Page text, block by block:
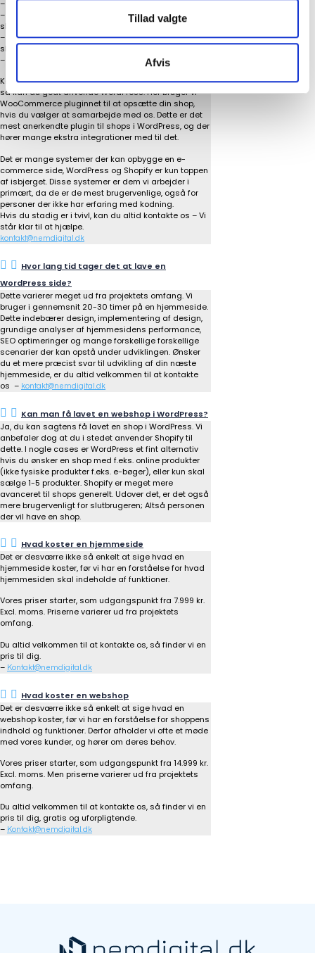
Tillad valgte
Afvis
– Mere brugervenligt for slutbrugeren.
– Har mange integrationer med diverse
shopfunktioner (Automatisk bogføring f.eks.)
– Bredt udvalg af Apps der kan gøre dine brugeres
shopoplevelse bedre.
– Fungerer super dynamisk med alle dine varedata.
Kører du etlavt budgetog har ikke mange produkter,
så kan du godt anvende WordPress. Her bruger vi
WooCommerce pluginnet til at opsætte din shop,
hvis du vælger at samarbejde med os. Dette er det
mest anerkendte plugin til shops i WordPress, og der
hører mange ekstra integrationer med til det.
Det er mange systemer der kan opbygge en e-
commerce side, WordPress og Shopify er kun toppen
af isbjerget. Disse systemer er dem vi arbejder i
primært, da de er de mest brugervenlige, også for
personer der ikke har erfaring med kodning.
Hvis du stadig er i tvivl, kan du altid kontakte os – Vi
står klar til at hjælpe.
kontakt@nemdigital.dk
Hvor lang tid tager det at lave en
WordPress side?
Dette varierer meget ud fra projektets omfang. Vi
bruger i gennemsnit 20-30 timer på en hjemmeside.
Dette indebærer design, implementering af design,
grundige analyser af hjemmesidens performance,
SEO optimeringer og mange forskellige forskellige
scenarier der kan opstå under udviklingen. Ønsker
du et mere præcist svar til udvikling af din næste
hjemmeside, er du altid velkommen til at kontakte
os – kontakt@nemdigital.dk
Kan man få lavet en webshop i WordPress?
Ja, du kan sagtens få lavet en shop i WordPress. Vi
anbefaler dog at du i stedet anvender Shopify til
dette. I nogle cases er WordPress et fint alternativ
hvis du ønsker en shop med f.eks. online produkter
(ikke fysiske produkter f.eks. e-bøger), eller kun skal
sælge 1-5 produkter. Shopify er meget mere
avanceret til shops generelt. Udover det, er det også
mere brugervenligt for slutbrugeren; Altså personen
der vil have en shop.
Hvad koster en hjemmeside
Det er desværre ikke så enkelt at sige hvad en
hjemmeside koster, før vi har en forståelse for hvad
hjemmesiden skal indeholde af funktioner.
Vores priser starter, som udgangspunkt fra 7.999 kr.
Excl. moms. Priserne varierer ud fra projektets
omfang.
Du altid velkommen til at kontakte os, så finder vi en
pris til dig.
– Kontakt@nemdigital.dk
Hvad koster en webshop
Det er desværre ikke så enkelt at sige hvad en
webshop koster, før vi har en forståelse for shoppens
indhold og funktioner. Derfor afholder vi ofte et møde
med vores kunder, og hører om deres behov.
Vores priser starter, som udgangspunkt fra 14.999 kr.
Excl. moms. Men priserne varierer ud fra projektets
omfang.
Du altid velkommen til at kontakte os, så finder vi en
pris til dig, gratis og uforpligtende.
– Kontakt@nemdigital.dk